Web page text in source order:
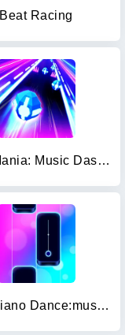
Beat Racing
Beat Mania: Music Dash Dance
Beat Piano Dance:music game